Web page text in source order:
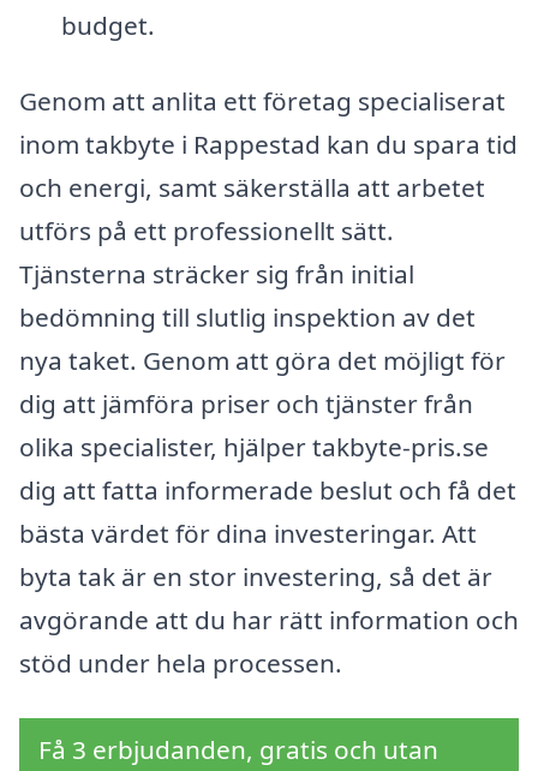
budget.
Genom att anlita ett företag specialiserat
inom takbyte i Rappestad kan du spara tid
och energi, samt säkerställa att arbetet
utförs på ett professionellt sätt.
Tjänsterna sträcker sig från initial
bedömning till slutlig inspektion av det
nya taket. Genom att göra det möjligt för
dig att jämföra priser och tjänster från
olika specialister, hjälper takbyte-pris.se
dig att fatta informerade beslut och få det
bästa värdet för dina investeringar. Att
byta tak är en stor investering, så det är
avgörande att du har rätt information och
stöd under hela processen.
Få 3 erbjudanden, gratis och utan